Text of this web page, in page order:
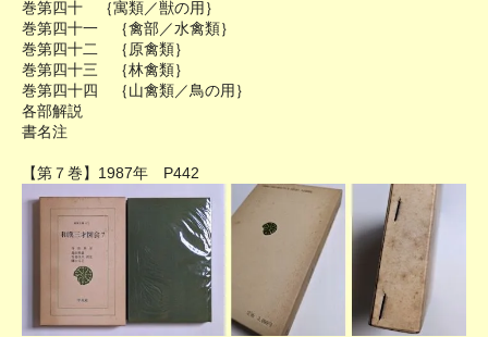
巻第四十 ｛寓類／獣の用｝
巻第四十一 ｛禽部／水禽類｝
巻第四十二 ｛原禽類｝
巻第四十三 ｛林禽類｝
巻第四十四 ｛山禽類／鳥の用｝
各部解説
書名注
【第７巻】1987年 P442